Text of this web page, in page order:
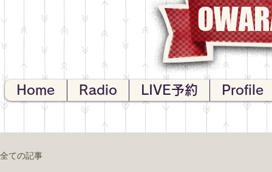
Home Radio LIVE予約 Profile
全ての記事